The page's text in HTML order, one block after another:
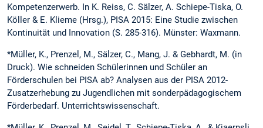
Kompetenzerwerb. In K. Reiss, C. Sälzer, A. Schiepe-Tiska, O.
Köller & E. Klieme (Hrsg.), PISA 2015: Eine Studie zwischen
Kontinuität und Innovation (S. 285-316). Münster: Waxmann.
*Müller, K., Prenzel, M., Sälzer, C., Mang, J. & Gebhardt, M. (in
Druck). Wie schneiden Schülerinnen und Schüler an
Förderschulen bei PISA ab? Analysen aus der PISA 2012-
Zusatzerhebung zu Jugendlichen mit sonderpädagogischem
Förderbedarf. Unterrichtswissenschaft.